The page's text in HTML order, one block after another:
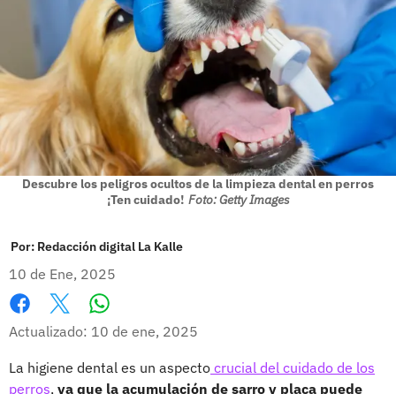
Descubre los peligros ocultos de la limpieza dental en perros
¡Ten cuidado! Foto: Getty Images
Por: Redacción digital La Kalle
10 de Ene, 2025
Facebook
X
Actualizado: 10 de ene, 2025
La higiene dental es un aspecto crucial del cuidado de los
perros, ya que la acumulación de sarro y placa puede